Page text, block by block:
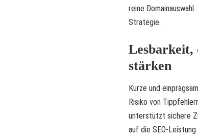
reine
Strategie.
stärken
Kurze und
Risiko von
unterstützt sichere
auf die SEO-Leistung